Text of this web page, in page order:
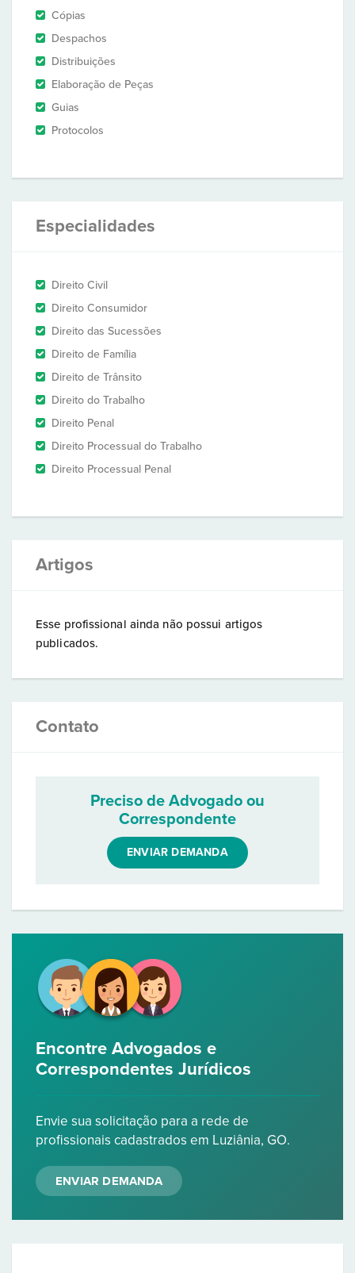
Cópias
Despachos
Distribuições
Elaboração de Peças
Guias
Protocolos
Especialidades
Direito Civil
Direito Consumidor
Direito das Sucessões
Direito de Família
Direito de Trânsito
Direito do Trabalho
Direito Penal
Direito Processual do Trabalho
Direito Processual Penal
Artigos
Esse profissional ainda não possui artigos
publicados.
Contato
Preciso de Advogado ou
Correspondente
ENVIAR DEMANDA
Encontre Advogados e
Correspondentes Jurídicos
Envie sua solicitação para a rede de
profissionais cadastrados em Luziânia, GO.
ENVIAR DEMANDA